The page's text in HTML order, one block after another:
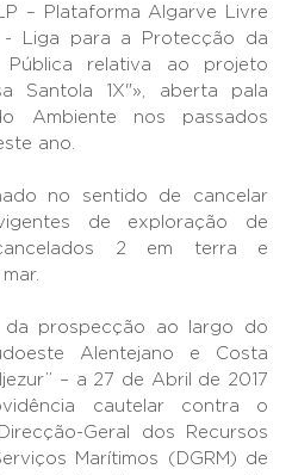
– Plataforma Algarve Livre
Liga para a Protecção da
Pública relativa ao projeto
Santola 1X"», aberta pala
Ambiente nos passados
ano.
no sentido de cancelar
de exploração de
2 em terra e
prospecção ao largo do
Alentejano e Costa
– a 27 de Abril de 2017
cautelar contra o
Geral dos Recursos
Marítimos (DGRM) de